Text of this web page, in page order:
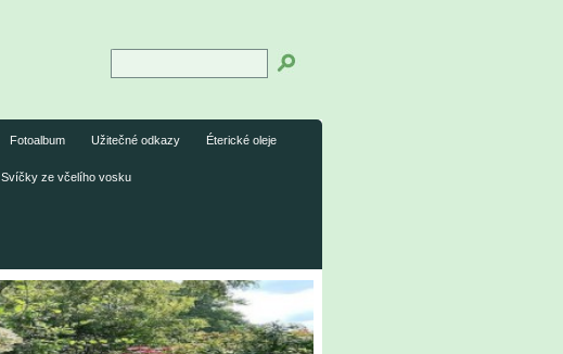
Fotoalbum Užitečné odkazy Éterické oleje
Svíčky ze včelího vosku